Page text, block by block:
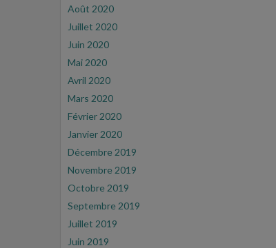
Août 2020
Juillet 2020
Juin 2020
Mai 2020
Avril 2020
Mars 2020
Février 2020
Janvier 2020
Décembre 2019
Novembre 2019
Octobre 2019
Septembre 2019
Juillet 2019
Juin 2019